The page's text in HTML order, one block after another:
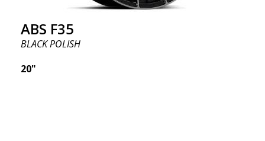
ABS F35
BLACK POLISH
20"